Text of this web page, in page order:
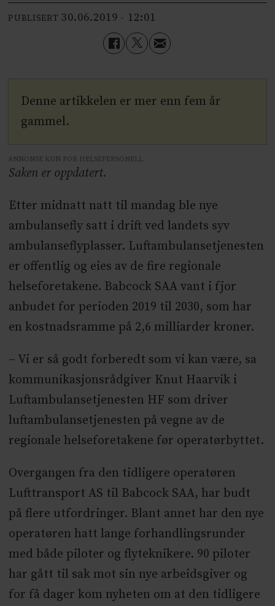
PUBLISERT 30.06.2019 - 12:01
Denne artikkelen er mer enn fem år
gammel.
ANNONSE KUN FOR HELSEPERSONELL
Saken er oppdatert.
Etter midnatt natt til mandag ble nye
ambulansefly satt i drift ved landets syv
ambulanseflyplasser. Luftambulansetjenesten
er offentlig og eies av de fire regionale
helseforetakene. Babcock SAA vant i fjor
anbudet for perioden 2019 til 2030, som har
en kostnadsramme på 2,6 milliarder kroner.
– Vi er så godt forberedt som vi kan være, sa
kommunikasjonsrådgiver Knut Haarvik i
Luftambulansetjenesten HF som driver
luftambulansetjenesten på vegne av de
regionale helseforetakene før operatørbyttet.
Overgangen fra den tidligere operatøren
Lufttransport AS til Babcock SAA, har budt
på flere utfordringer. Blant annet har den nye
operatøren hatt lange forhandlingsrunder
med både piloter og flyteknikere. 90 piloter
har gått til sak mot sin nye arbeidsgiver og
for få dager kom nyheten om at den tidligere